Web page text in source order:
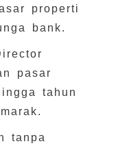
properti
bank.
pasar
tahun
tanpa